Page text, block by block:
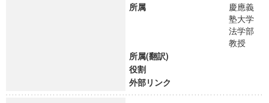
所属
慶應義
塾大学
法学部
教授
所属(翻訳)
役割
外部リンク